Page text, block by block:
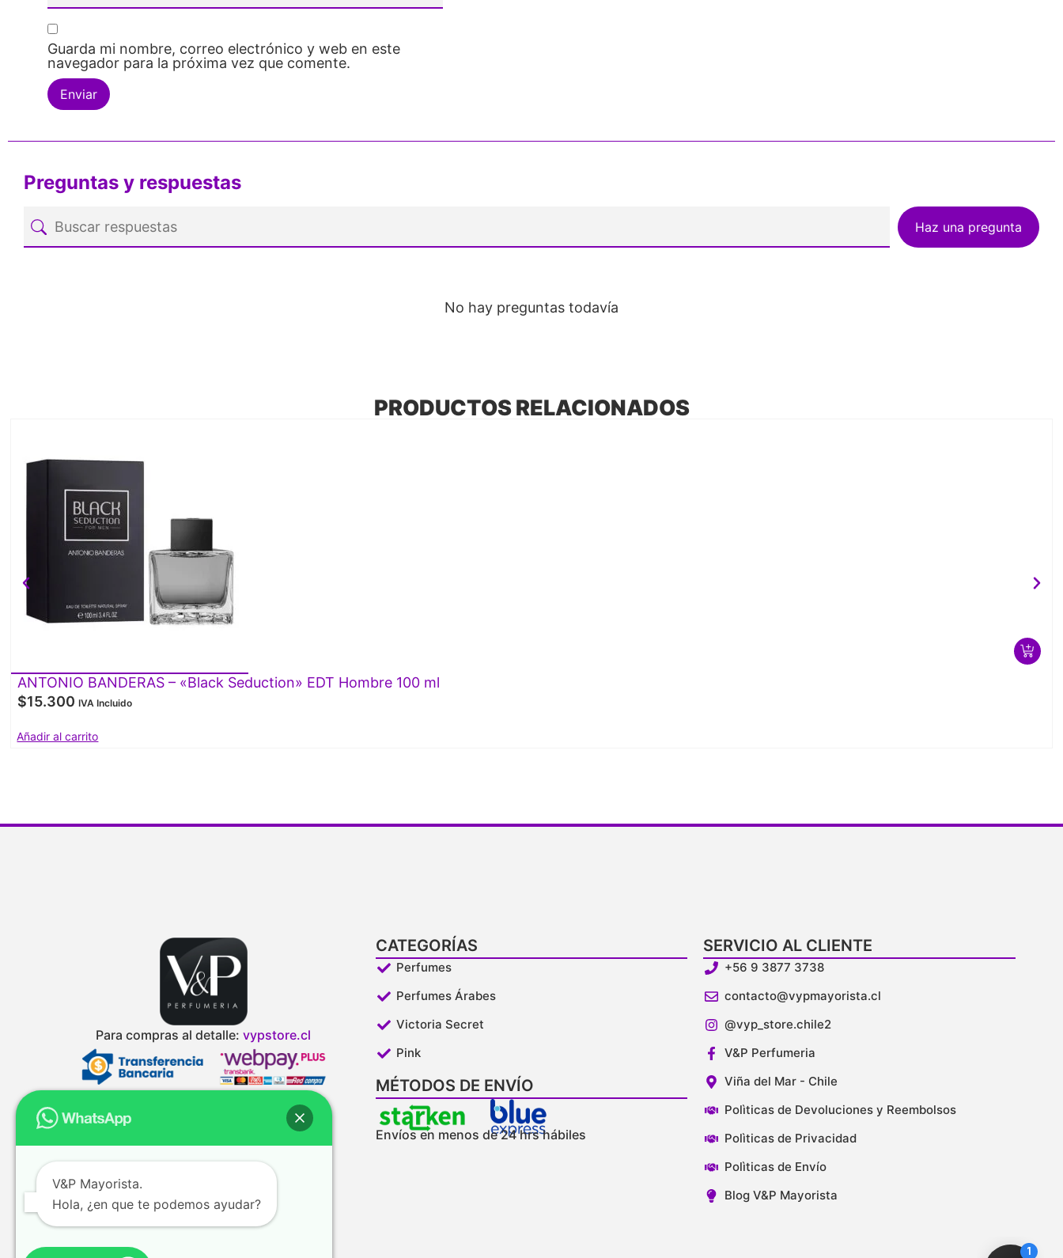
Guarda mi nombre, correo electrónico y web en este
navegador para la próxima vez que comente.
Preguntas y respuestas
Haz una pregunta
No hay preguntas todavía
PRODUCTOS RELACIONADOS
ANTONIO BANDERAS – «Black Seduction» EDT Hombre 100 ml
$15.300 IVA Incluido
Añadir al carrito
Para compras al detalle:vypstore.cl
CATEGORÍAS
Perfumes
Perfumes Árabes
Victoria Secret
Pink
MÉTODOS DE ENVÍO
Envíos en menos de 24 hrs hábiles
SERVICIO AL CLIENTE
+56 9 3877 3738
contacto@vypmayorista.cl
@vyp_store.chile2
V&P Perfumeria
Viña del Mar - Chile
Polìticas de Devoluciones y Reembolsos
Polìticas de Privacidad
Polìticas de Envío
Blog V&P Mayorista
V&P Mayorista.
Hola, ¿en que te podemos ayudar?